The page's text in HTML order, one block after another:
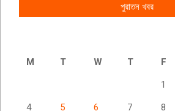
পুরাতন খবর
M
T W T F
1
4 5 6 7 8